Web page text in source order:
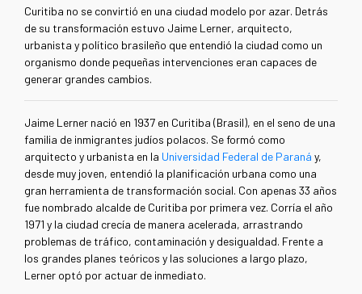
Curitiba no se convirtió en una ciudad modelo por azar. Detrás
de su transformación estuvo Jaime Lerner, arquitecto,
urbanista y político brasileño que entendió la ciudad como un
organismo donde pequeñas intervenciones eran capaces de
generar grandes cambios.
Jaime Lerner nació en 1937 en Curitiba (Brasil), en el seno de una
familia de inmigrantes judíos polacos. Se formó como
arquitecto y urbanista en la Universidad Federal de Paraná y,
desde muy joven, entendió la planificación urbana como una
gran herramienta de transformación social. Con apenas 33 años
fue nombrado alcalde de Curitiba por primera vez. Corría el año
1971 y la ciudad crecía de manera acelerada, arrastrando
problemas de tráfico, contaminación y desigualdad. Frente a
los grandes planes teóricos y las soluciones a largo plazo,
Lerner optó por actuar de inmediato.